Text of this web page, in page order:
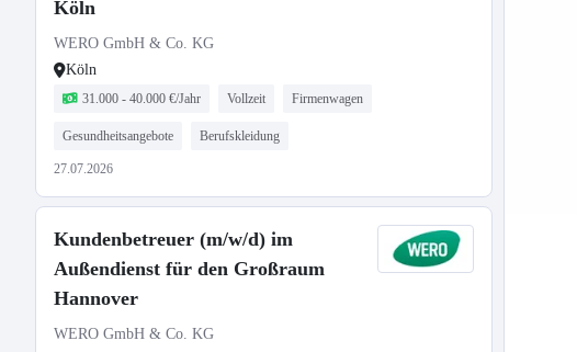
Köln
WERO GmbH & Co. KG
Köln
31.000 - 40.000 €/Jahr Vollzeit Firmenwagen
Gesundheitsangebote Berufskleidung
27.07.2026
Kundenbetreuer (m/w/d) im
Außendienst für den Großraum
Hannover
WERO GmbH & Co. KG